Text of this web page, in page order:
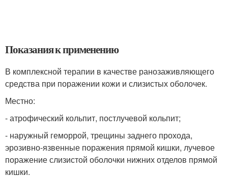
Показания к применению
В комплексной терапии в качестве ранозаживляющего
средства при поражении кожи и слизистых оболочек.
Местно:
- атрофический кольпит, постлучевой кольпит;
- наружный геморрой, трещины заднего прохода,
эрозивно-язвенные поражения прямой кишки, лучевое
поражение слизистой оболочки нижних отделов прямой
кишки.